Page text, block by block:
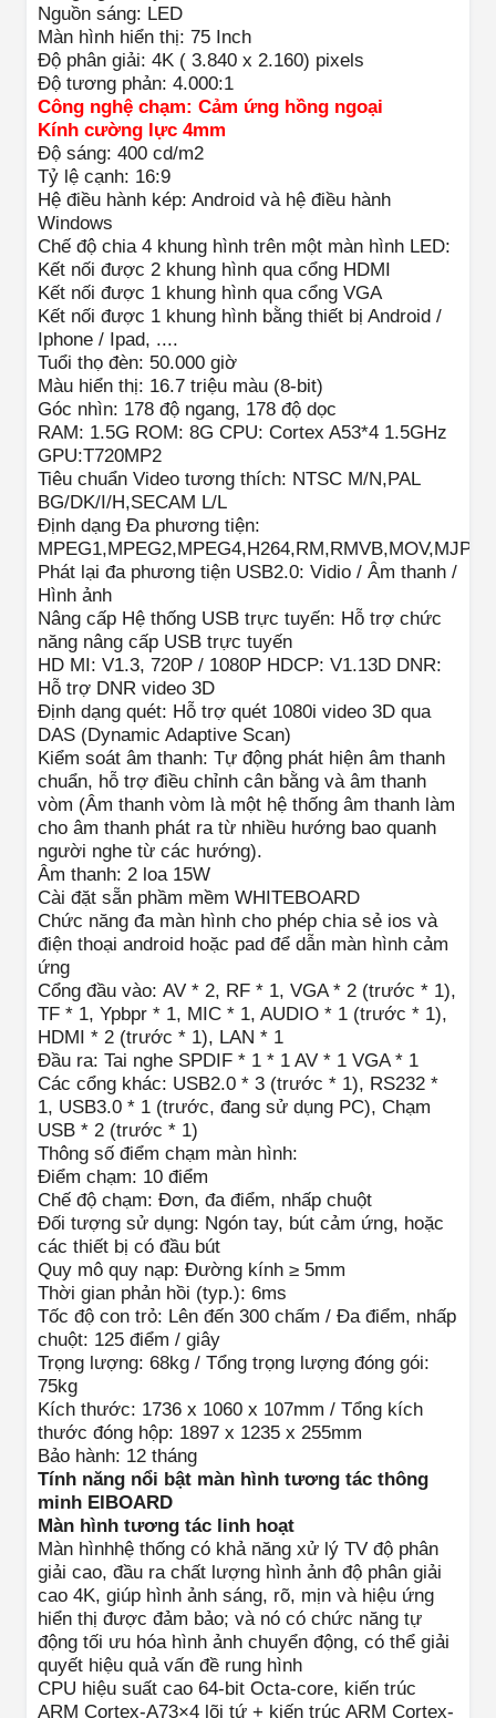
Nguồn sáng: LED
Màn hình hiển thị: 75 Inch
Độ phân giải: 4K ( 3.840 x 2.160) pixels
Độ tương phản: 4.000:1
Công nghệ chạm: Cảm ứng hồng ngoại
Kính cường lực 4mm
Độ sáng: 400 cd/m2
Tỷ lệ cạnh: 16:9
Hệ điều hành kép: Android và hệ điều hành
Windows
Chế độ chia 4 khung hình trên một màn hình LED:
Kết nối được 2 khung hình qua cổng HDMI
Kết nối được 1 khung hình qua cổng VGA
Kết nối được 1 khung hình bằng thiết bị Android /
Iphone / Ipad, ....
Tuổi thọ đèn: 50.000 giờ
Màu hiển thị: 16.7 triệu màu (8-bit)
Góc nhìn: 178 độ ngang, 178 độ dọc
RAM: 1.5G ROM: 8G CPU: Cortex A53*4 1.5GHz
GPU:T720MP2
Tiêu chuẩn Video tương thích: NTSC M/N,PAL
BG/DK/I/H,SECAM L/L
Định dạng Đa phương tiện:
Phát lại đa phương tiện USB2.0: Vidio / Âm thanh /
Hình ảnh
Nâng cấp Hệ thống USB trực tuyến: Hỗ trợ chức
năng nâng cấp USB trực tuyến
HD MI: V1.3, 720P / 1080P HDCP: V1.13D DNR:
Hỗ trợ DNR video 3D
Định dạng quét: Hỗ trợ quét 1080i video 3D qua
DAS (Dynamic Adaptive Scan)
Kiểm soát âm thanh: Tự động phát hiện âm thanh
chuẩn, hỗ trợ điều chỉnh cân bằng và âm thanh
vòm (Âm thanh vòm là một hệ thống âm thanh làm
cho âm thanh phát ra từ nhiều hướng bao quanh
người nghe từ các hướng).
Âm thanh: 2 loa 15W
Cài đặt sẵn phầm mềm WHITEBOARD
Chức năng đa màn hình cho phép chia sẻ ios và
điện thoại android hoặc pad để dẫn màn hình cảm
ứng
Cổng đầu vào: AV * 2, RF * 1, VGA * 2 (trước * 1),
TF * 1, Ypbpr * 1, MIC * 1, AUDIO * 1 (trước * 1),
HDMI * 2 (trước * 1), LAN * 1
Đầu ra: Tai nghe SPDIF * 1 * 1 AV * 1 VGA * 1
Các cổng khác: USB2.0 * 3 (trước * 1), RS232 *
1, USB3.0 * 1 (trước, đang sử dụng PC), Chạm
USB * 2 (trước * 1)
Thông số điểm chạm màn hình:
Điểm chạm: 10 điểm
Chế độ chạm: Đơn, đa điểm, nhấp chuột
Đối tượng sử dụng: Ngón tay, bút cảm ứng, hoặc
các thiết bị có đầu bút
Quy mô quy nạp: Đường kính ≥ 5mm
Thời gian phản hồi (typ.): 6ms
Tốc độ con trỏ: Lên đến 300 chấm / Đa điểm, nhấp
chuột: 125 điểm / giây
Trọng lượng: 68kg / Tổng trọng lượng đóng gói:
75kg
Kích thước: 1736 x 1060 x 107mm / Tổng kích
thước đóng hộp: 1897 x 1235 x 255mm
Bảo hành: 12 tháng
Tính năng nổi bật màn hình tương tác thông
minh EIBOARD
Màn hình tương tác linh hoạt
Màn hìnhhệ thống có khả năng xử lý TV độ phân
giải cao, đầu ra chất lượng hình ảnh độ phân giải
cao 4K, giúp hình ảnh sáng, rõ, mịn và hiệu ứng
hiển thị được đảm bảo; và nó có chức năng tự
động tối ưu hóa hình ảnh chuyển động, có thể giải
quyết hiệu quả vấn đề rung hình
CPU hiệu suất cao 64-bit Octa-core, kiến trúc
ARM Cortex-A73×4 lõi tứ + kiến trúc ARM Cortex-